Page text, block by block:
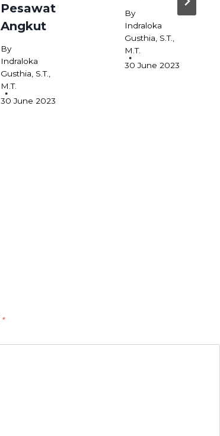
Pesawat
Angkut
By
Indraloka
Gusthia, S.T.,
M.T.
30 June 2023
By
Indraloka
Gusthia, S.T.,
M.T.
30 June 2023
*